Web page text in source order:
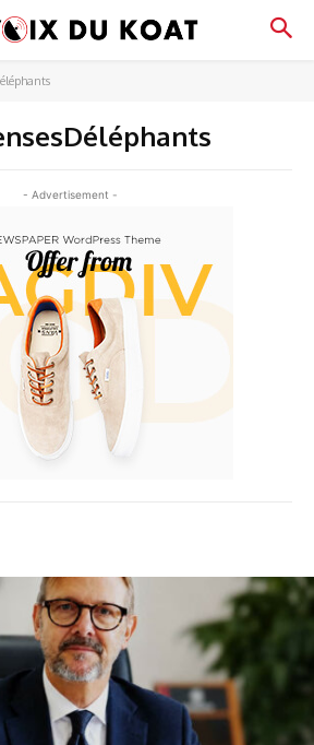
- Advertisement -